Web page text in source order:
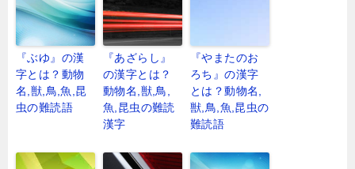
『ぶゆ』の漢
字とは？動物
名,獣,鳥,魚,昆
虫の難読語
『あざらし』
の漢字とは？
動物名,獣,鳥,
魚,昆虫の難読
漢字
『やまたのお
ろち』の漢字
とは？動物名,
獣,鳥,魚,昆虫の
難読語